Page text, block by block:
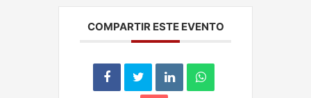
COMPARTIR ESTE EVENTO